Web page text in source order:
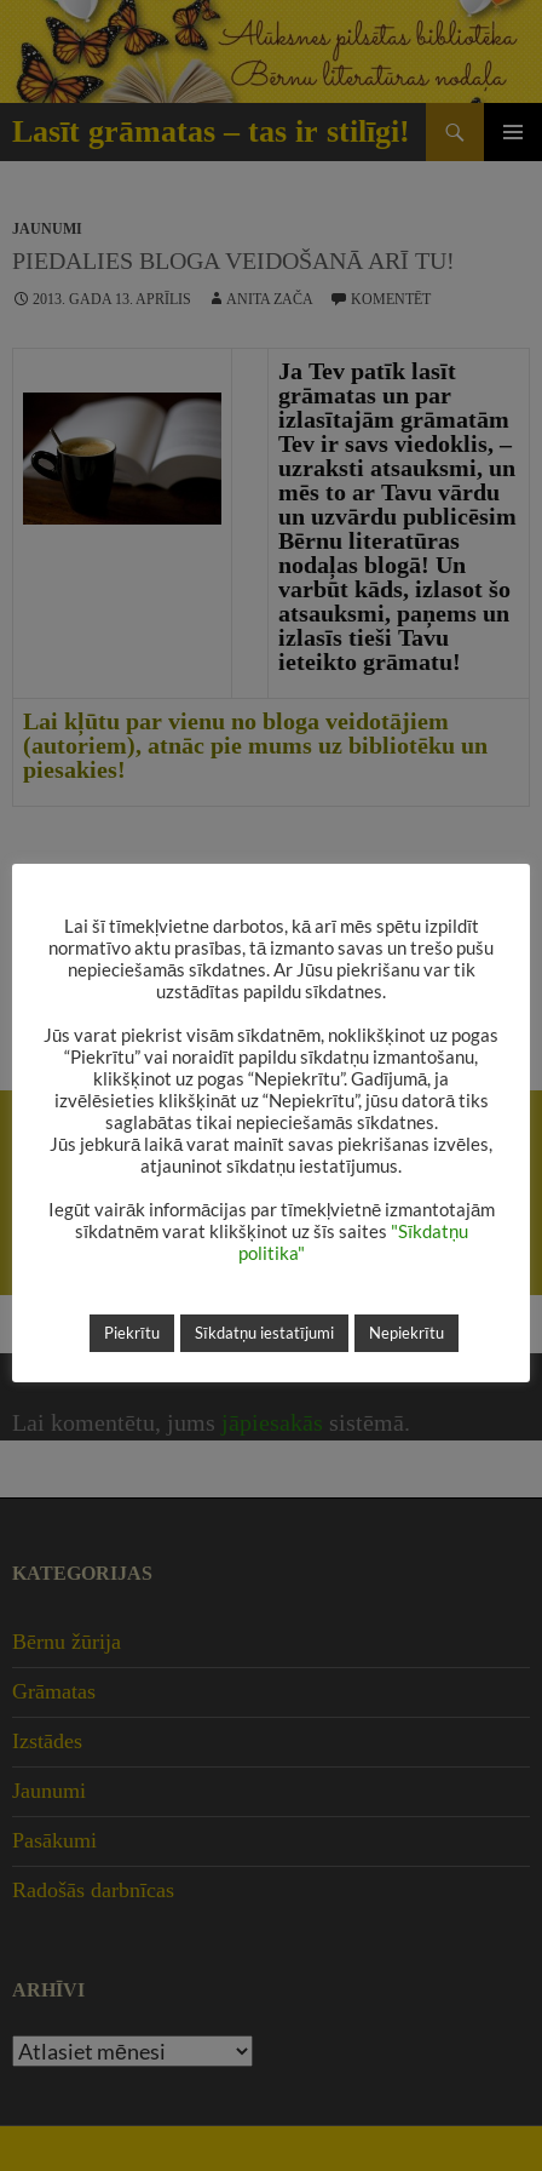
Doties
saturu
Lasīt grāmatas – tas ir stilīgi!
Meklēt
JAUNUMI
PIEDALIES BLOGA VEIDOŠANĀ ARĪ TU!
2013. GADA 13. APRĪLIS ANITA ZAČA KOMENTĒT
Ja Tev patīk lasīt
grāmatas un par
izlasītajām grāmatām
Tev ir savs viedoklis, –
uzraksti atsauksmi, un
mēs to ar Tavu vārdu
un uzvārdu publicēsim
Bērnu literatūras
nodaļas blogā! Un
varbūt kāds, izlasot šo
atsauksmi, paņems un
izlasīs tieši Tavu
ieteikto grāmatu!
Lai kļūtu par vienu no bloga veidotājiem
(autoriem), atnāc pie mums uz bibliotēku un
piesakies!
Rakstu
navigācija
IEPRIEKŠĒJAIS RAKSTS
Gaidām Tevi Alūksnes un Apes novadu 12. grāmatu svētkos Alūksnē,
NĀKAMAIS RAKSTS
Nāc uz bibliotēku baudīt dzeju, mūziku un … pavasari!
Lai komentētu, jums jāpiesakās sistēmā.
KATEGORIJAS
Bērnu žūrija
Grāmatas
Izstādes
Jaunumi
Pasākumi
Radošās darbnīcas
ARHĪVI
Arhīvi
Lai šī tīmekļvietne darbotos, kā arī mēs spētu izpildīt
normatīvo aktu prasības, tā izmanto savas un trešo pušu
nepieciešamās sīkdatnes. Ar Jūsu piekrišanu var tik
uzstādītas papildu sīkdatnes.
Jūs varat piekrist visām sīkdatnēm, noklikšķinot uz pogas
“Piekrītu” vai noraidīt papildu sīkdatņu izmantošanu,
klikšķinot uz pogas “Nepiekrītu”. Gadījumā, ja
izvēlēsieties klikšķināt uz “Nepiekrītu”, jūsu datorā tiks
saglabātas tikai nepieciešamās sīkdatnes.
Jūs jebkurā laikā varat mainīt savas piekrišanas izvēles,
atjauninot sīkdatņu iestatījumus.
Iegūt vairāk informācijas par tīmekļvietnē izmantotajām
sīkdatnēm varat klikšķinot uz šīs saites "Sīkdatņu
politika"
Piekrītu Sīkdatņu iestatījumi Nepiekrītu